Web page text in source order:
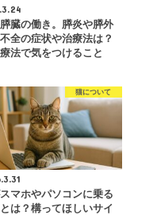
臓の働き。膵炎や膵外
全の症状や治療法は？
法で気をつけること
猫について
マホやパソコンに乗る
は？構ってほしいサイ